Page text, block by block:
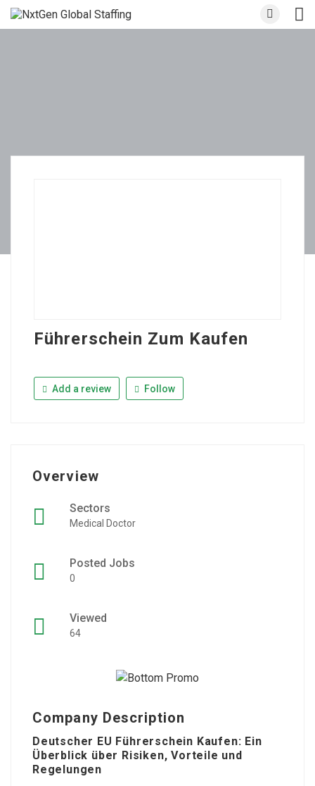
Führerschein Zum Kaufen
Add a review Follow
Overview
Sectors
Medical Doctor
Posted Jobs
0
Viewed
64
Company Description
Deutscher EU Führerschein Kaufen: Ein
Überblick über Risiken, Vorteile und
Regelungen